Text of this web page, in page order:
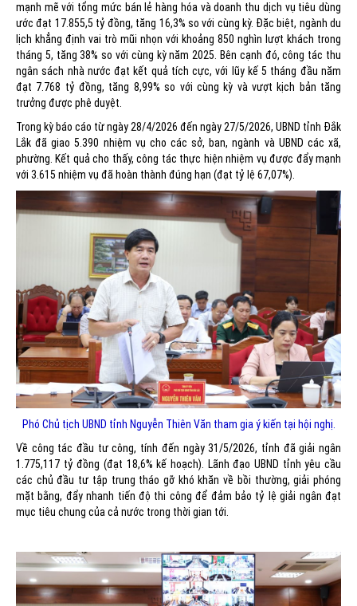
mạnh mẽ với tổng mức bán lẻ hàng hóa và doanh thu dịch vụ tiêu dùng
ước đạt 17.855,5 tỷ đồng, tăng 16,3% so với cùng kỳ. Đặc biệt, ngành du
lịch khẳng định vai trò mũi nhọn với khoảng 850 nghìn lượt khách trong
tháng 5, tăng 38% so với cùng kỳ năm 2025. Bên cạnh đó, công tác thu
ngân sách nhà nước đạt kết quả tích cực, với lũy kế 5 tháng đầu năm
đạt 7.768 tỷ đồng, tăng 8,99% so với cùng kỳ và vượt kịch bản tăng
trưởng được phê duyệt.
Trong kỳ báo cáo từ ngày 28/4/2026 đến ngày 27/5/2026, UBND tỉnh Đắk
Lắk đã giao 5.390 nhiệm vụ cho các sở, ban, ngành và UBND các xã,
phường. Kết quả cho thấy, công tác thực hiện nhiệm vụ được đẩy mạnh
với 3.615 nhiệm vụ đã hoàn thành đúng hạn (đạt tỷ lệ 67,07%).
Phó Chủ tịch UBND tỉnh Nguyễn Thiên Văn tham gia ý kiến tại hội nghị.
Về công tác đầu tư công, tính đến ngày 31/5/2026, tỉnh đã giải ngân
1.775,117 tỷ đồng (đạt 18,6% kế hoạch). Lãnh đạo UBND tỉnh yêu cầu
các chủ đầu tư tập trung tháo gỡ khó khăn về bồi thường, giải phóng
mặt bằng, đẩy nhanh tiến độ thi công để đảm bảo tỷ lệ giải ngân đạt
mục tiêu chung của cả nước trong thời gian tới.